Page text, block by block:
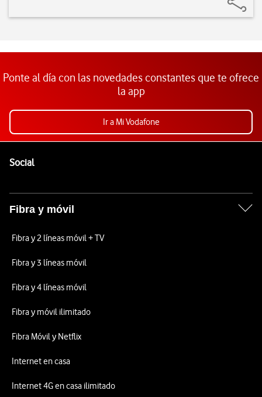
Ponte al día con las novedades constantes que te ofrece
la app
Ir a Mi Vodafone
SocialEnlaces a las redes sociales de Vodafone
Fibra y móvil
Fibra y 2 líneas móvil + TV
Fibra y 3 líneas móvil
Fibra y 4 líneas móvil
Fibra y móvil ilimitado
Fibra Móvil y Netflix
Internet en casa
Internet 4G en casa ilimitado